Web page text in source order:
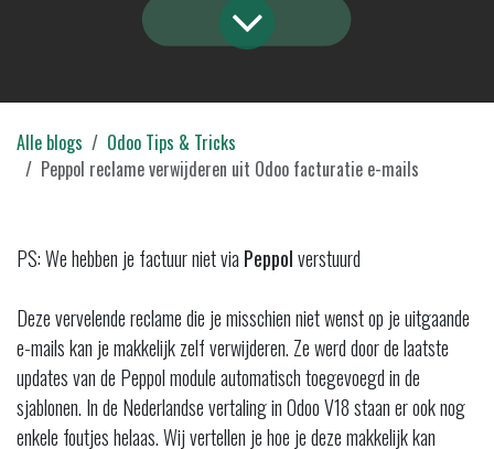
Alle blogs
Odoo Tips & Tricks
Peppol reclame verwijderen uit Odoo facturatie e-mails
PS: We hebben je factuur niet viaPeppolverstuurd
Deze vervelende reclame die je misschien niet wenst op je uitgaande
e-mails kan je makkelijk zelf verwijderen. Ze werd door de laatste
updates van de Peppol module automatisch toegevoegd in de
sjablonen. In de Nederlandse vertaling in Odoo V18 staan er ook nog
enkele foutjes helaas. Wij vertellen je hoe je deze makkelijk kan